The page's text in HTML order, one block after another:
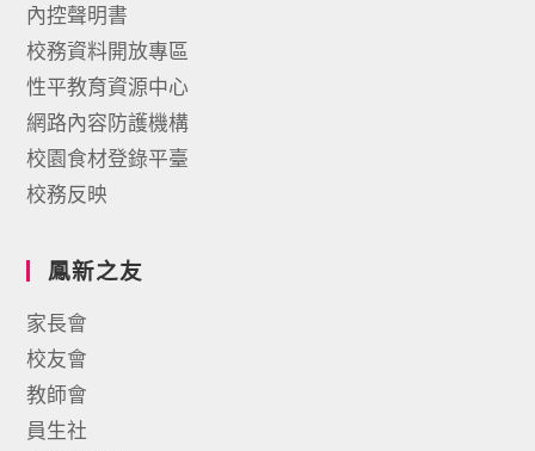
內控聲明書
校務資料開放專區
性平教育資源中心
網路內容防護機構
校園食材登錄平臺
校務反映
鳳新之友
家長會
校友會
教師會
員生社